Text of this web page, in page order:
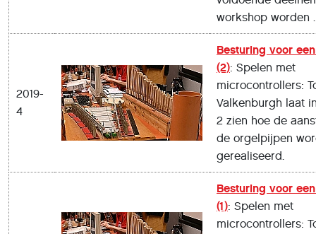
workshop worden
2019-
4
Besturing voor
(2): Spelen met
microcontrollers:
Valkenburgh laat
2 zien hoe de
de orgelpijpen
gerealiseerd.
Besturing voor
(1): Spelen met
microcontrollers: